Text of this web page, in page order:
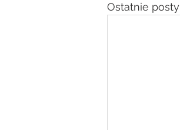
Ostatnie posty